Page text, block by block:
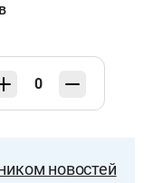
0
новостей